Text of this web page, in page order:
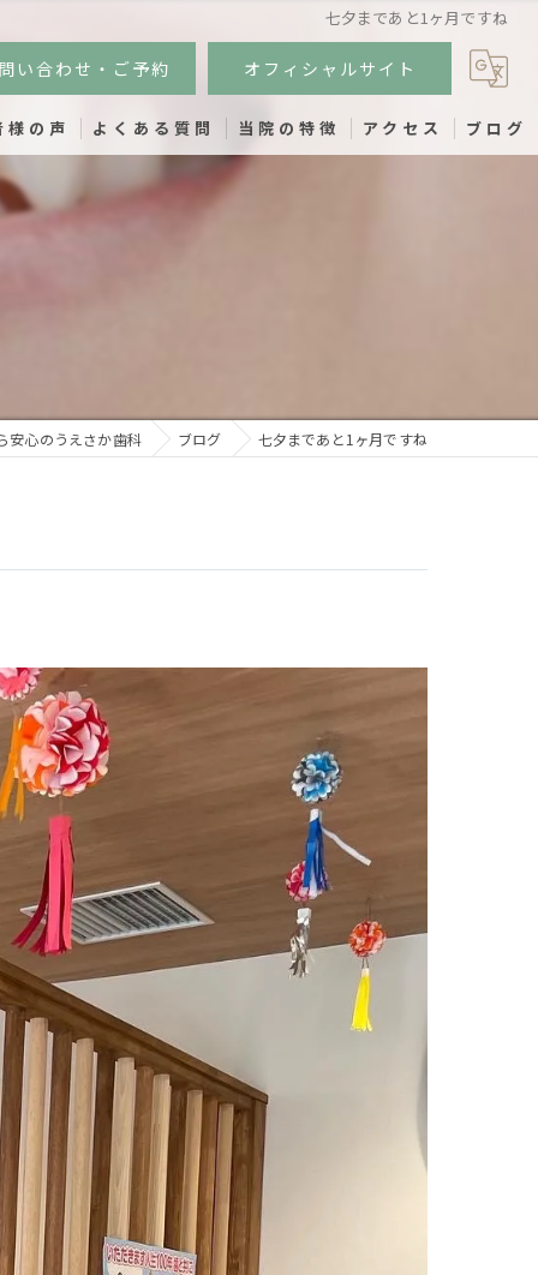
七夕まであと1ヶ月ですね
い合わせ・ご予約 オフィシャルサイト
様の声 よくある質問 当院の特徴
予防歯科
アクセス ブログ
安心のうえさか歯科 ブログ 七夕まであと1ヶ月ですね